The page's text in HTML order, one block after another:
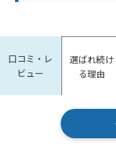
口コミ・レ
ビュー
選ばれ続け
る理由